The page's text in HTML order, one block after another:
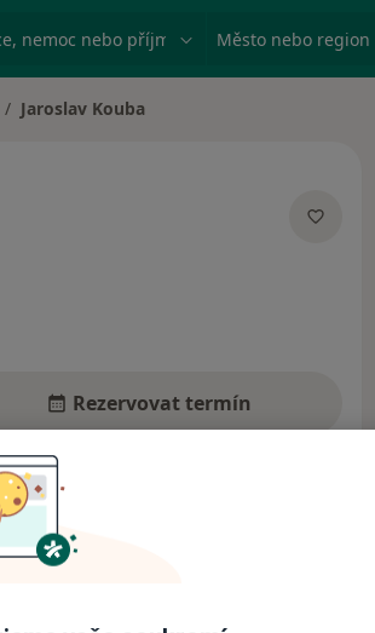
nemoc nebo příjmení Město nebo region
města
Jaroslav Kouba
Rezervovat termín